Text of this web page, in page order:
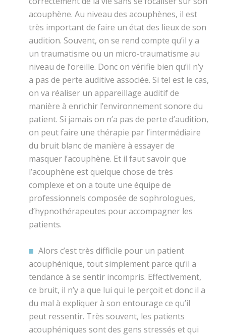
acouphène. Au niveau des acouphènes, il est
très important de faire un état des lieux de son
audition. Souvent, on se rend compte qu’il y a
un traumatisme ou un micro-traumatisme au
niveau de l’oreille. Donc on vérifie bien qu’il n’y
a pas de perte auditive associée. Si tel est le cas,
on va réaliser un appareillage auditif de
manière à enrichir l’environnement sonore du
patient. Si jamais on n’a pas de perte d’audition,
on peut faire une thérapie par l’intermédiaire
du bruit blanc de manière à essayer de
masquer l’acouphène. Et il faut savoir que
l’acouphène est quelque chose de très
complexe et on a toute une équipe de
professionnels composée de sophrologues,
d’hypnothérapeutes pour accompagner les
patients.
Alors c’est très difficile pour un patient
acouphénique, tout simplement parce qu’il a
tendance à se sentir incompris. Effectivement,
ce bruit, il n’y a que lui qui le perçoit et donc il a
du mal à expliquer à son entourage ce qu’il
peut ressentir. Très souvent, les patients
acouphéniques sont des gens stressés et qui